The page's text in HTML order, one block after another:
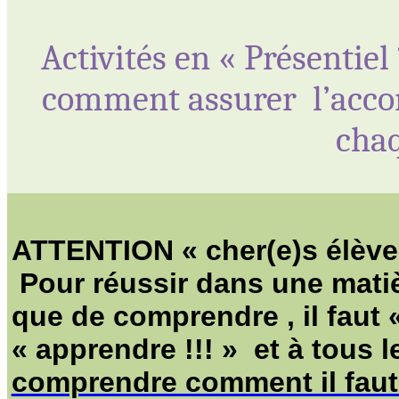
Activités en « Présentiel
comment assurer
ATTENTION « cher(e)s
Pour réussir dans une
que de comprendre , il faut
« apprendre !!! » età tous
comprendre comment il